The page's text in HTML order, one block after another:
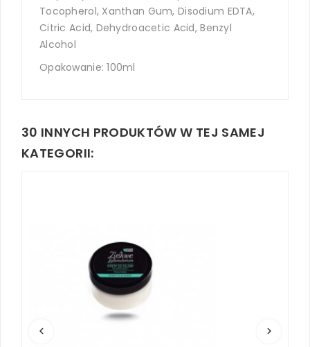
Tocopherol, Xanthan Gum, Disodium EDTA,
Citric Acid, Dehydroacetic Acid, Benzyl
Alcohol
Opakowanie: 100ml
30 INNYCH PRODUKTÓW W TEJ SAMEJ
KATEGORII:
keyboard_arrow_left keyboard_arrow_right